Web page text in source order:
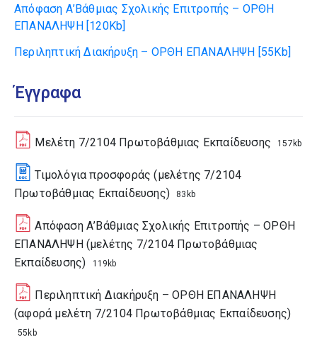
Απόφαση Α’Βάθμιας Σχολικής Επιτροπής – ΟΡΘΗ
ΕΠΑΝΑΛΗΨΗ[120Kb]
Περιληπτική Διακήρυξη – ΟΡΘΗ ΕΠΑΝΑΛΗΨΗ [55Kb]
Έγγραφα
Μελέτη 7/2104 Πρωτοβάθμιας Εκπαίδευσης 157kb
Τιμολόγια προσφοράς (μελέτης 7/2104
Πρωτοβάθμιας Εκπαίδευσης)
83kb
Απόφαση Α’Βάθμιας Σχολικής Επιτροπής – ΟΡΘΗ
ΕΠΑΝΑΛΗΨΗ (μελέτης 7/2104 Πρωτοβάθμιας
Εκπαίδευσης)
119kb
Περιληπτική Διακήρυξη – ΟΡΘΗ ΕΠΑΝΑΛΗΨΗ
(αφορά μελέτη 7/2104 Πρωτοβάθμιας Εκπαίδευσης)
55kb